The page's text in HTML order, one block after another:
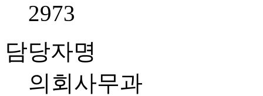
2973
담당자명
의회사무과